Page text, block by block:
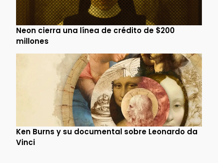
Neon cierra una línea de crédito de $200
millones
Ken Burns y su documental sobre Leonardo da
Vinci